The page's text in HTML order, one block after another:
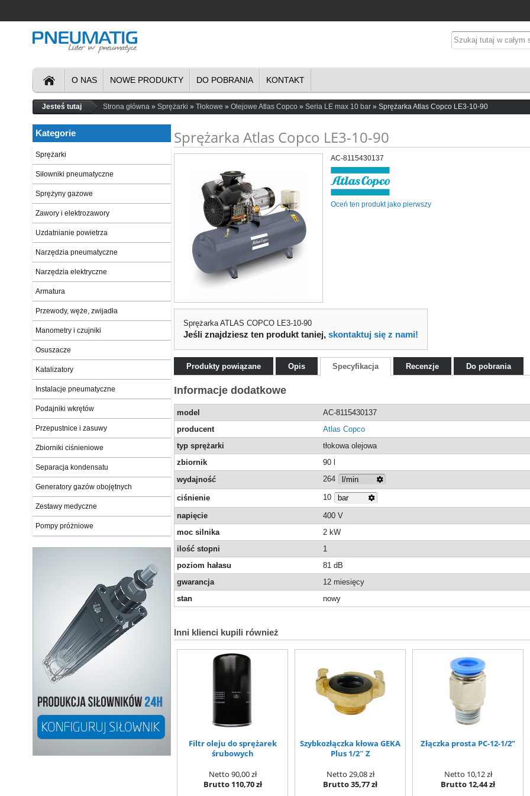
O NAS NOWE PRODUKTY DO POBRANIA KONTAKT
Jesteś tutaj Strona główna Sprężarki Tłokowe Olejowe Atlas Copco Seria LE max 10 bar Sprężarka Atlas Copco LE3-10-90
Sprężarka Atlas Copco LE3-10-90
AC-8115430137
Oceń ten produkt jako pierwszy
Sprężarka ATLAS COPCO LE3-10-90
Jeśli znajdziesz ten produkt taniej,skontaktuj się z nami!
Produkty powiązane Opis Specyfikacja Recenzje Do pobrania
Informacje dodatkowe
model
AC-8115430137
producent
Atlas Copco
typ sprężarki
tłokowa olejowa
zbiornik
90 l
wydajność
264
ciśnienie 10
napięcie
400 V
moc silnika
2 kW
ilość stopni
1
poziom hałasu
81 dB
gwarancja
12 miesięcy
stan
nowy
Inni klienci kupili również
Filtr oleju do sprężarek
śrubowych
Netto 90,00 zł
Brutto 110,70 zł
Szybkozłączka kłowa GEKA
Plus 1/2″ Z
Netto 29,08 zł
Brutto35,77 zł
Złączka prosta PC-12-1/2”
Netto 10,12 zł
Brutto 12,44 zł
Kategorie
Sprężarki
Siłowniki pneumatyczne
Sprężyny gazowe
Zawory i elektrozawory
Uzdatnianie powietrza
Narzędzia pneumatyczne
Narzędzia elektryczne
Armatura
Przewody, węże, zwijadła
Manometry i czujniki
Osuszacze
Katalizatory
Instalacje pneumatyczne
Podajniki wkrętów
Przepustnice i zasuwy
Zbiorniki ciśnieniowe
Separacja kondensatu
Generatory gazów obojętnych
Zestawy medyczne
Pompy próżniowe